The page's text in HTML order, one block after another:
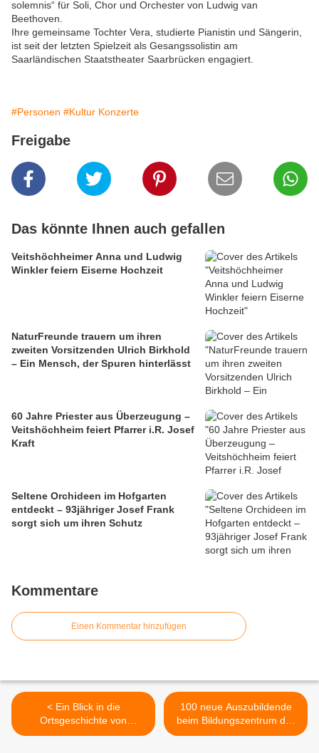
solemnis“ für Soli, Chor und Orchester von Ludwig van
Beethoven.
Ihre gemeinsame Tochter Vera, studierte Pianistin und Sängerin,
ist seit der letzten Spielzeit als Gesangssolistin am
Saarländischen Staatstheater Saarbrücken engagiert.
#Personen #Kultur Konzerte
Freigabe
Das könnte Ihnen auch gefallen
Veitshöchheimer Anna und Ludwig
Winkler feiern Eiserne Hochzeit
NaturFreunde trauern um ihren
zweiten Vorsitzenden Ulrich Birkhold
– Ein Mensch, der Spuren hinterlässt
60 Jahre Priester aus Überzeugung –
Veitshöchheim feiert Pfarrer i.R. Josef
Kraft
Seltene Orchideen im Hofgarten
entdeckt – 93jähriger Josef Frank
sorgt sich um ihren Schutz
Kommentare
Einen Kommentar hinzufügen
< Ein Blick in die
Ortsgeschichte von
Werneck und
100 neue Auszubildende
beim Bildungszentrum der
Caritas-Don Bosco am